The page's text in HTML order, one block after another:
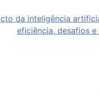
da inteligência
eficiência, desafios